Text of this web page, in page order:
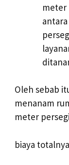
meter
antara
Oleh sebab
menanam
meter
biaya